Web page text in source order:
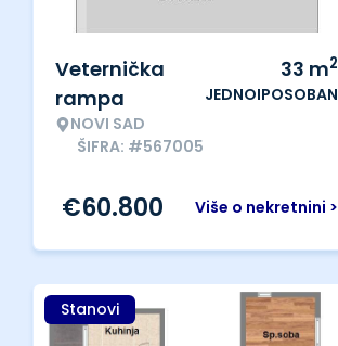
Veternička
rampa
NOVI SAD
ŠIFRA: #567005
33 m2
JEDNOIPOSOBAN
Više o nekretnini >
€60.800
Stanovi